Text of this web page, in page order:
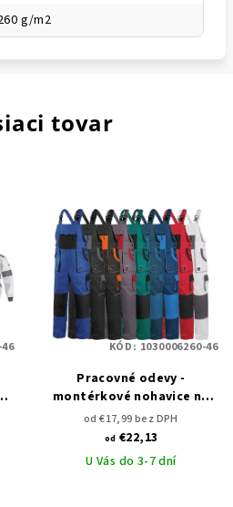
g/m2
tovar
Pracovné odevy -
montérkové nohavice na
traky CXS LUX ROBIN
od €17,99 bez DPH
od €22,13
U Vás do 3-7 dní
KÓD: 1030006260-46